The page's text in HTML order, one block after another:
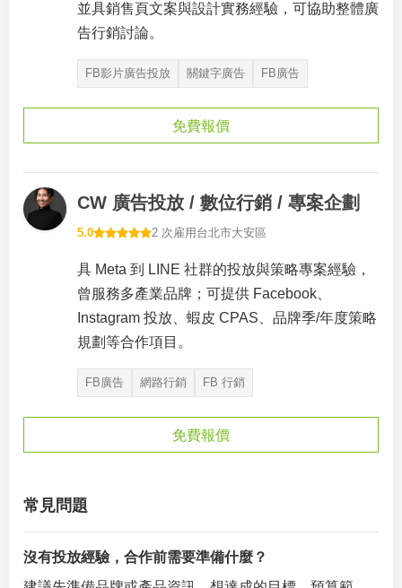
並具銷售頁文案與設計實務經驗，可協助整體廣
告行銷討論。
FB影片廣告投放 關鍵字廣告 FB廣告
免費報價
CW 廣告投放 / 數位行銷 / 專案企劃
5.0 2 次雇用 台北市大安區
具 Meta 到 LINE 社群的投放與策略專案經驗，
曾服務多產業品牌；可提供 Facebook、
Instagram 投放、蝦皮 CPAS、品牌季/年度策略
規劃等合作項目。
FB廣告 網路行銷 FB 行銷
免費報價
常見問題
沒有投放經驗，合作前需要準備什麼？